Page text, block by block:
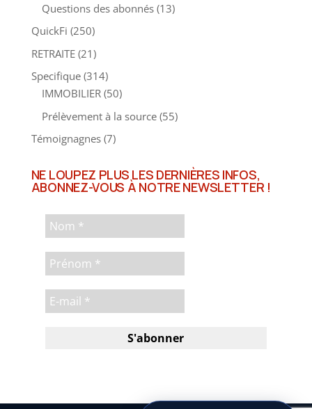
Questions des abonnés(13)
QuickFi (250)
RETRAITE(21)
Specifique(314)
IMMOBILIER(50)
Prélèvement à la source(55)
Témoignagnes(7)
NE LOUPEZ PLUS LES DERNIÈRES INFOS,
ABONNEZ-VOUS À NOTRE NEWSLETTER !